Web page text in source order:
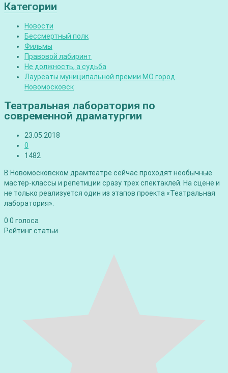
Категории
Новости
Бессмертный полк
Фильмы
Правовой лабиринт
Не должность, а судьба
Лауреаты муниципальной премии МО город
Новомосковск
Театральная лаборатория по
современной драматургии
23.05.2018
0
1482
В Новомосковском драмтеатре сейчас проходят необычные
мастер-классы и репетиции сразу трех спектаклей. На сцене и
не только реализуется один из этапов проекта «Театральная
лаборатория».
0 0 голоса
Рейтинг статьи